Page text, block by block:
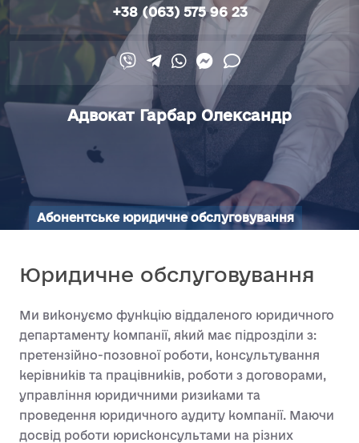
+38 (063) 575 96 23
Адвокат Гарбар Олександр
Абонентське юридичне обслуговування
Юридичне обслуговування
Ми виконуємо функцію віддаленого юридичного
департаменту компанії, який має підрозділи з:
претензійно-позовної роботи, консультування
керівників та працівників, роботи з договорами,
управління юридичними ризиками та
проведення юридичного аудиту компанії. Маючи
досвід роботи юрисконсультами на різних